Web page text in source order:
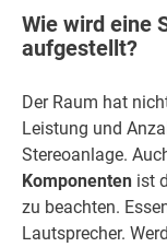
Wie wird eine
aufgestellt?
Der Raum hat
Leistung und
Stereoanlage.
Komponenten ist
zu beachten.
Lautsprecher.